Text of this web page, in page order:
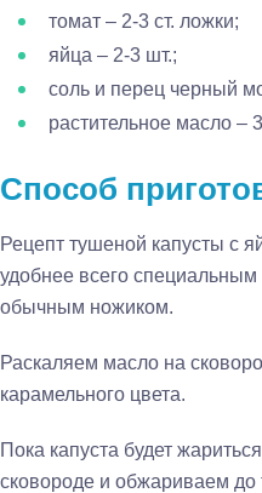
томат – 2-3 ст. ложки;
яйца – 2-3 шт.;
соль и перец черный
растительное масло –
Способ
Рецепт тушеной капусты с
удобнее всего
обычным ножиком.
Раскаляем масло на
карамельного цвета.
Пока капуста будет
сковороде и обжариваем до